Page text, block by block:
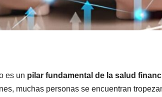
es un pilar fundamental de la salud
muchas personas se encuentran